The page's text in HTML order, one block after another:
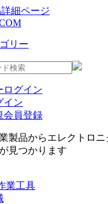
リー
製品からエレクトロニ
見つかります
業工具